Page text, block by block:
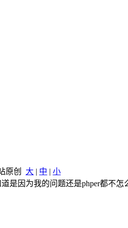
原创 大 | 中 | 小
是因为我的问题还是phper都不